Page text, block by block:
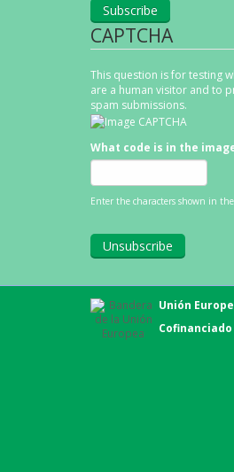
CAPTCHA
This question is for testing
are a human visitor and to
spam submissions.
What code is in the
Enter the characters shown in the
Unión